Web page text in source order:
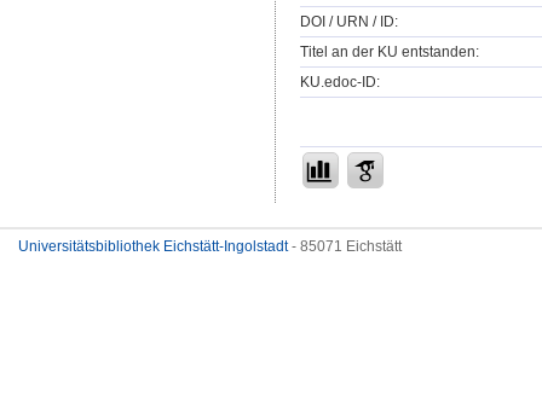
DOI / URN / ID:
Titel an der KU entstanden:
KU.edoc-ID:
Universitätsbibliothek Eichstätt-Ingolstadt- 85071 Eichstätt